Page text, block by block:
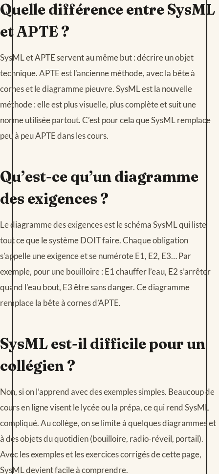
Quelle différence entre SysML
et APTE ?
SysML et APTE servent au même but : décrire un objet
technique. APTE est l’ancienne méthode, avec la bête à
cornes et le diagramme pieuvre. SysML est la nouvelle
méthode : elle est plus visuelle, plus complète et suit une
norme utilisée partout. C’est pour cela que SysML remplace
peu à peu APTE dans les cours.
Qu’est-ce qu’un diagramme
des exigences ?
Le diagramme des exigences est le schéma SysML qui liste
tout ce que le système DOIT faire. Chaque obligation
s’appelle une exigence et se numérote E1, E2, E3… Par
exemple, pour une bouilloire : E1 chauffer l’eau, E2 s’arrêter
quand l’eau bout, E3 être sans danger. Ce diagramme
remplace la bête à cornes d’APTE.
SysML est-il difficile pour un
collégien ?
Non, si on l’apprend avec des exemples simples. Beaucoup de
cours en ligne visent le lycée ou la prépa, ce qui rend SysML
compliqué. Au collège, on se limite à quelques diagrammes et
à des objets du quotidien (bouilloire, radio-réveil, portail).
Avec les exemples et les exercices corrigés de cette page,
SysML devient facile à comprendre.